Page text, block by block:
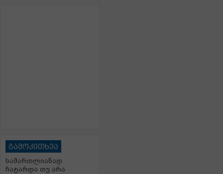
გამოკითხვა
სამართლიანად
ჩატარდა თუ არა